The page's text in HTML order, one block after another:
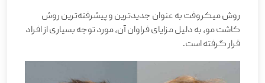
روش میکروفت به عنوان جدیدترین و پیشرفته‌ترین روش
کاشت مو، به دلیل مزایای فراوان آن، مورد توجه بسیاری از افراد
قرار گرفته است.